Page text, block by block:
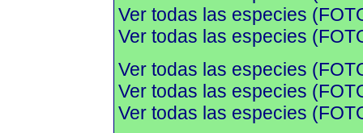
Ver todas las especies
Ver todas las especies
Ver todas las especies
Ver todas las especies
Ver todas las especies